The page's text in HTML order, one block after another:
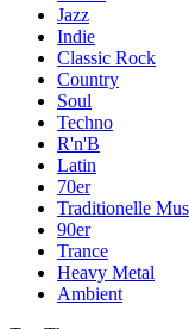
Jazz
Indie
Classic Rock
Country
Soul
Techno
R'n'B
Latin
70er
Traditionelle
90er
Trance
Heavy Metal
Ambient